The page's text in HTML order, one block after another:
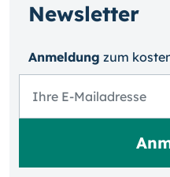
Newsletter
Anmeldung zum